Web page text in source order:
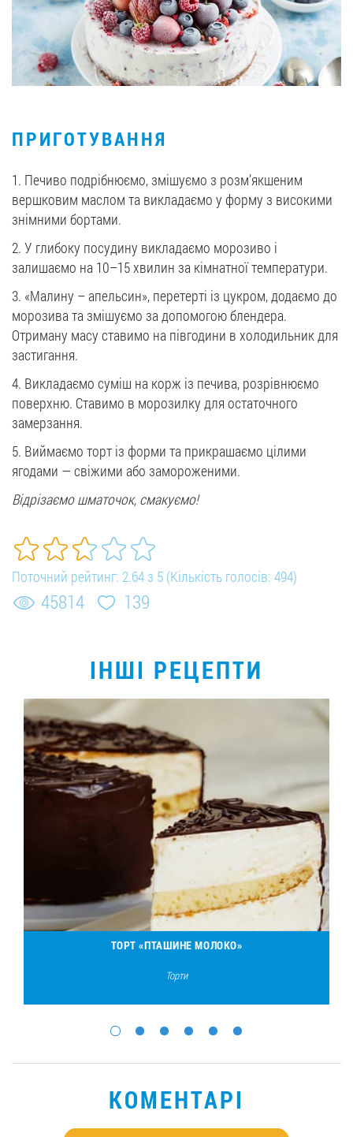
ПРИГОТУВАННЯ
1. Печиво подрібнюємо, змішуємо з розм’якшеним
вершковим маслом та викладаємо у форму з високими
знімними бортами.
2. У глибоку посудину викладаємо морозиво і
залишаємо на 10–15 хвилин за кімнатної температури.
3. «Малину – апельсин», перетерті із цукром, додаємо до
морозива та змішуємо за допомогою блендера.
Отриману масу ставимо на півгодини в холодильник для
застигання.
4. Викладаємо суміш на корж із печива, розрівнюємо
поверхню. Ставимо в морозилку для остаточного
замерзання.
5. Виймаємо торт із форми та прикрашаємо цілими
ягодами — свіжими або замороженими.
Відрізаємо шматочок, смакуємо!
Поточний рейтинг: 2.64 з 5 (Кількість голосів: 494)
45814 139
ІНШІ РЕЦЕПТИ
ТОРТ «ПТАШИНЕ МОЛОКО»
Торти
КОМЕНТАРІ